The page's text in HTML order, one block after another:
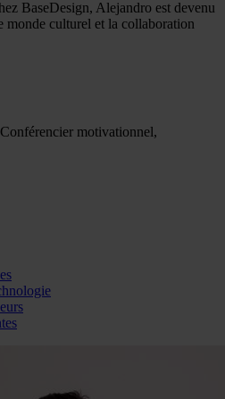
BaseDesign, Alejandro est devenu
monde culturel et la collaboration
motivationnel,